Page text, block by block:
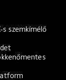
s szemkímélő